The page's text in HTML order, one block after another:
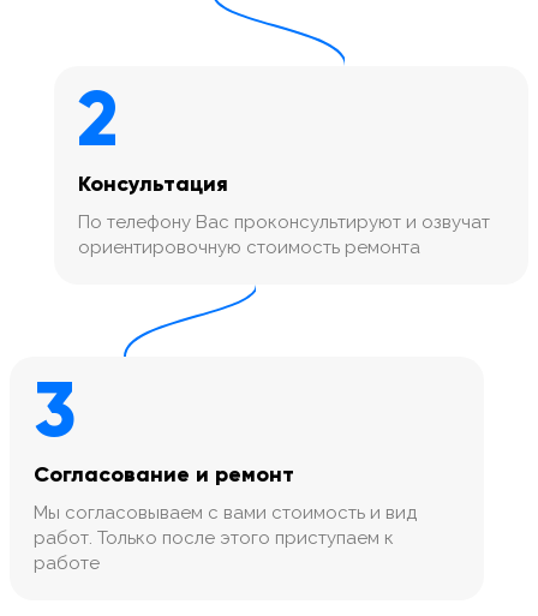
2
Консультация
По телефону Вас проконсультируют и озвучат
ориентировочную стоимость ремонта
3
Согласование и ремонт
Мы согласовываем с вами стоимость и вид
работ. Только после этого приступаем к
работе